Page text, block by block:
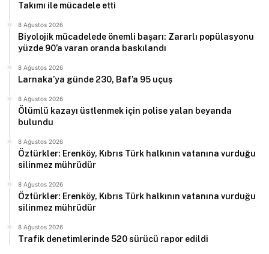
Takımı ile mücadele etti
8 Ağustos 2026
Biyolojik mücadelede önemli başarı: Zararlı popülasyonu
yüzde 90’a varan oranda baskılandı
8 Ağustos 2026
Larnaka’ya günde 230, Baf’a 95 uçuş
8 Ağustos 2026
Ölümlü kazayı üstlenmek için polise yalan beyanda
bulundu
8 Ağustos 2026
Öztürkler: Erenköy, Kıbrıs Türk halkının vatanına vurduğu
silinmez mührüdür
8 Ağustos 2026
Öztürkler: Erenköy, Kıbrıs Türk halkının vatanına vurduğu
silinmez mührüdür
8 Ağustos 2026
Trafik denetimlerinde 520 sürücü rapor edildi